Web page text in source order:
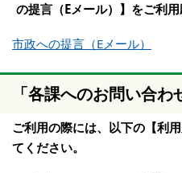
の提言（Eメール）】をご利用
市政への提言（Eメール）
「各課へのお問い合
ご利用の際には、以下の【利
てください。